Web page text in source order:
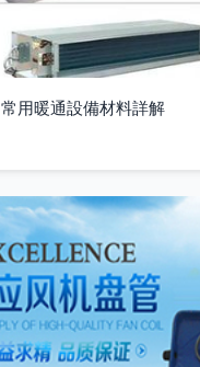
常用暖通設備材料詳解